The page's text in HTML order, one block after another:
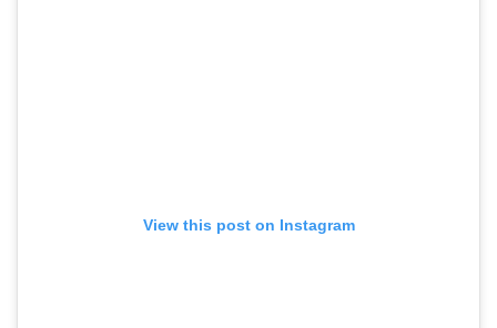
View this post on Instagram